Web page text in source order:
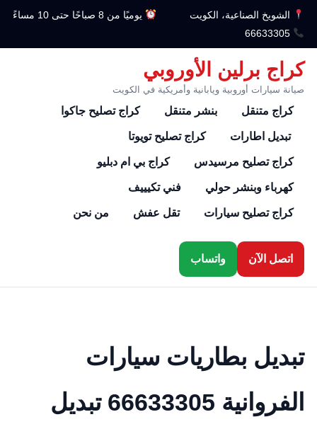
الشويخ الصناعية، الكويت
يوميًا من 8 صباحًا حتى 10 مساءً
66633305
كراج برلين الأوروبي
صيانة سيارات أوروبية ويابانية وأمريكية في الكويت
كراج متنقل بنشر متنقل كراج تصليح جاكوا
تبديل اطارات كراج تصليح تويوتا
كراج تصليح مرسيدس كراج بي ام دبليو
كهرباء وبنشر حولي فني تكيييف
كراج تصليح سيارات تقل عفش من نحن
اتصل الآن واتساب
تبديل بطاريات سيارات
الفروانية 66633305 تبديل